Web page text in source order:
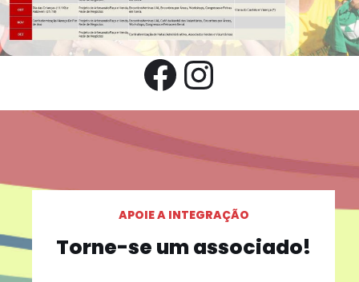
APOIE A INTEGRAÇÃO
Torne-se um associado!